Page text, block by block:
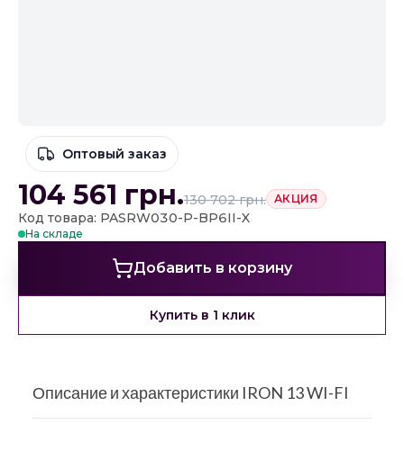
Оптовый заказ
104 561 грн.130 702грн. АКЦИЯ
Код товара: PASRW030-P-BP6II-X
На складе
Добавить в корзину
Купить в 1 клик
Описание и характеристики IRON 13 WI-FI